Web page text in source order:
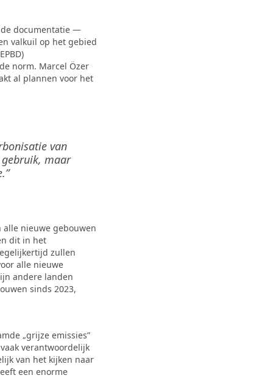
documentatie —
valkuil op het gebied
norm. Marcel Özer
al plannen voor het
van
maar
nieuwe gebouwen
dit in het
zullen
alle nieuwe
andere landen
sinds 2023,
„grijze emissies”
verantwoordelijk
van het kijken naar
een enorme